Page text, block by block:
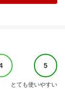
5
とても使いやすい